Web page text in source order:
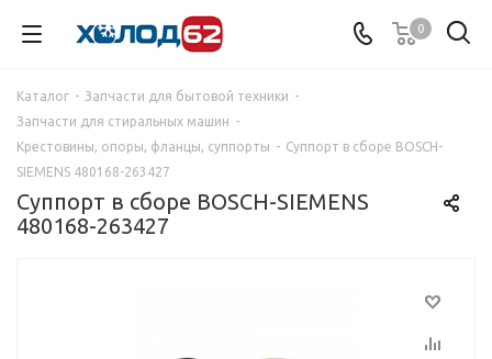
0
Каталог - Запчасти для бытовой техники -
Запчасти для стиральных машин -
Крестовины, опоры, фланцы, суппорты - Суппорт в сборе BOSCH-
SIEMENS 480168-263427
Суппорт в сборе BOSCH-SIEMENS
480168-263427